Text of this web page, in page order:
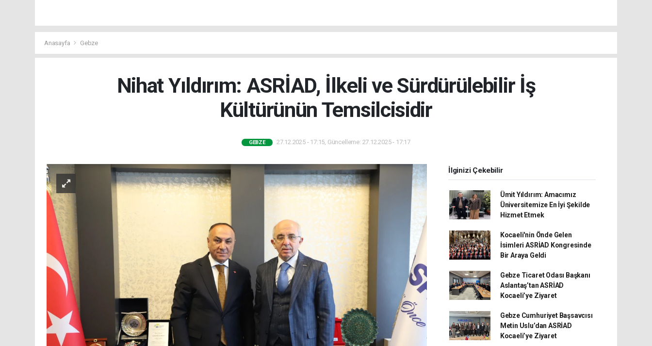
Anasayfa Gebze
Nihat Yıldırım: ASRİAD, İlkeli ve Sürdürülebilir İş
Kültürünün Temsilcisidir
GEBZE 27.12.2025 - 17:15, Güncelleme: 27.12.2025 - 17:17
İlginizi Çekebilir
Ümit Yıldırım: Amacımız
Üniversitemize En İyi Şekilde
Hizmet Etmek
Kocaeli'nin Önde Gelen
İsimleri ASRİAD Kongresinde
Bir Araya Geldi
Gebze Ticaret Odası Başkanı
Aslantaş’tan ASRİAD
Kocaeli’ye Ziyaret
Gebze Cumhuriyet Başsavcısı
Metin Uslu’dan ASRİAD
Kocaeli’ye Ziyaret